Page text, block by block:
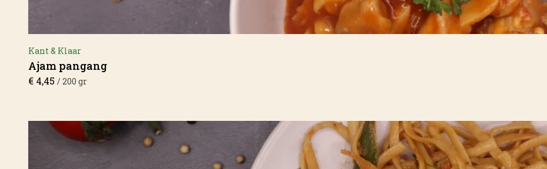
Kant & Klaar
Ajam pangang
€ 4,45 / 200 gr